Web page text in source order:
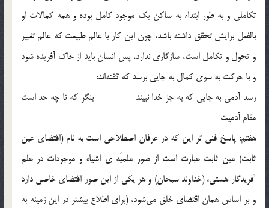
تكاملي و به طور ابتداء به ساكن يك موجود كامل بوده و همه كمالات او
بالفعل برايش تحقق داشته باشد، چون اين كار با عالم طبيعت كه عالم تغيير
و تحول و تكامل است، سازگاري ندارد، پس انسان بايد از خاك آفريده شود
و با حركت به سوي كمال به جايي برسد كه گفته‌اند:
رسد آدمي به جايي كه به جز خدا نبيند بنگر كه تا چه حد است
مقام آدميت
هفتم: پاسخ فني تر اين که ‌در عرفان اصطلاحي است به نام (اقتضاي عين
ثابت) عين ثابت عبارت است از صور علميّه ي اشياء و موجودات در علم
آفريدگار هستي،‌ (خداوند سبحان) و هر يكي از اين صور اقتضاي خاصي دارد
و بر اساس همان اقتضاي خلق مي‌شود، (براي اطلاع بيشتر در اين زمينه به